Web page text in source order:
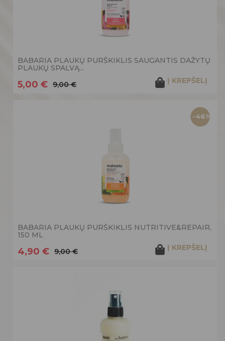
BABARIA PLAUKŲ PURŠKIKLIS SAUGANTIS DAŽYTŲ
PLAUKŲ SPALVĄ...
5,00 € 9,00 € Į KREPŠELĮ
-46%
BABARIA PLAUKŲ PURŠKIKLIS NUTRITIVE&REPAIR,
150 ML
4,90 € 9,00 € Į KREPŠELĮ